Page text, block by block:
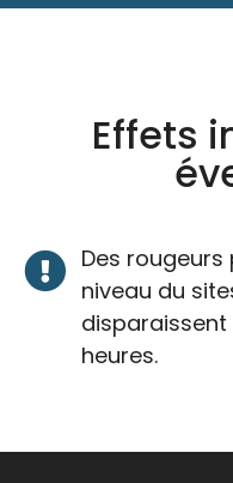
Effets
Des
niveau du
heures.